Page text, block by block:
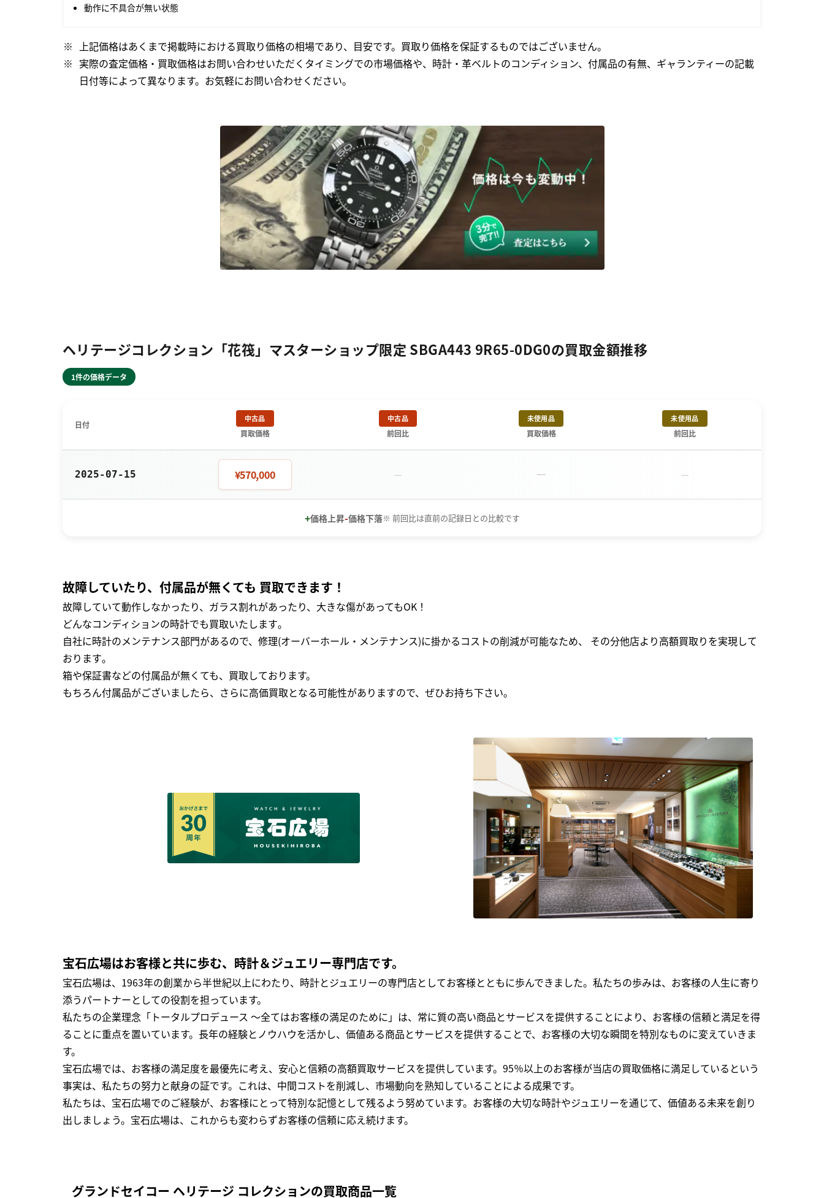
動作に不具合が無い状態
上記価格はあくまで掲載時における買取り価格の相場であり、目安です。買取り価格を保証するものではございません。
実際の査定価格・買取価格はお問い合わせいただくタイミングでの市場価格や、時計・革ベルトのコンディション、付属品の有無、ギャランティーの記載
日付等によって異なります。お気軽にお問い合わせください。
ヘリテージコレクション「花筏」マスターショップ限定 SBGA443 9R65-0DG0の買取金額推移
1件の価格データ
日付
中古品
買取価格
中古品
前回比
未使用品
買取価格
未使用品
前回比
2025-07-15 ¥570,000 － － －
+価格上昇-価格下落※ 前回比は直前の記録日との比較です
故障していたり、付属品が無くても 買取できます！
故障していて動作しなかったり、ガラス割れがあったり、大きな傷があってもOK！
どんなコンディションの時計でも買取いたします｡
自社に時計のメンテナンス部門があるので、修理(オーバーホール・メンテナンス)に掛かるコストの削減が可能なため、 その分他店より高額買取りを実現して
おります｡
箱や保証書などの付属品が無くても、買取しております。
もちろん付属品がございましたら、さらに高価買取となる可能性がありますので、ぜひお持ち下さい｡
宝石広場はお客様と共に歩む、時計＆ジュエリー専門店です。
宝石広場は、1963年の創業から半世紀以上にわたり、時計とジュエリーの専門店としてお客様とともに歩んできました。私たちの歩みは、お客様の人生に寄り
添うパートナーとしての役割を担っています。
私たちの企業理念「トータルプロデュース ～全てはお客様の満足のために」は、常に質の高い商品とサービスを提供することにより、お客様の信頼と満足を得
ることに重点を置いています。長年の経験とノウハウを活かし、価値ある商品とサービスを提供することで、お客様の大切な瞬間を特別なものに変えていきま
す。
宝石広場では、お客様の満足度を最優先に考え、安心と信頼の高額買取サービスを提供しています。95％以上のお客様が当店の買取価格に満足しているという
事実は、私たちの努力と献身の証です。これは、中間コストを削減し、市場動向を熟知していることによる成果です。
私たちは、宝石広場でのご経験が、お客様にとって特別な記憶として残るよう努めています。お客様の大切な時計やジュエリーを通じて、価値ある未来を創り
出しましょう。宝石広場は、これからも変わらずお客様の信頼に応え続けます。
グランドセイコー ヘリテージ コレクションの買取商品一覧